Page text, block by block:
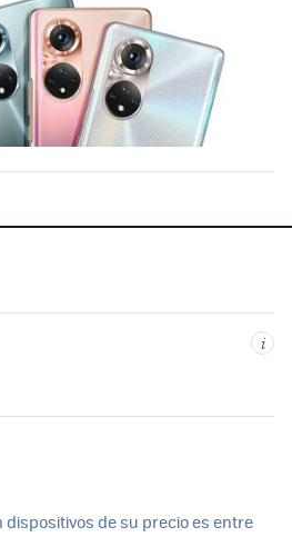
i
dispositivos de su precio es entre